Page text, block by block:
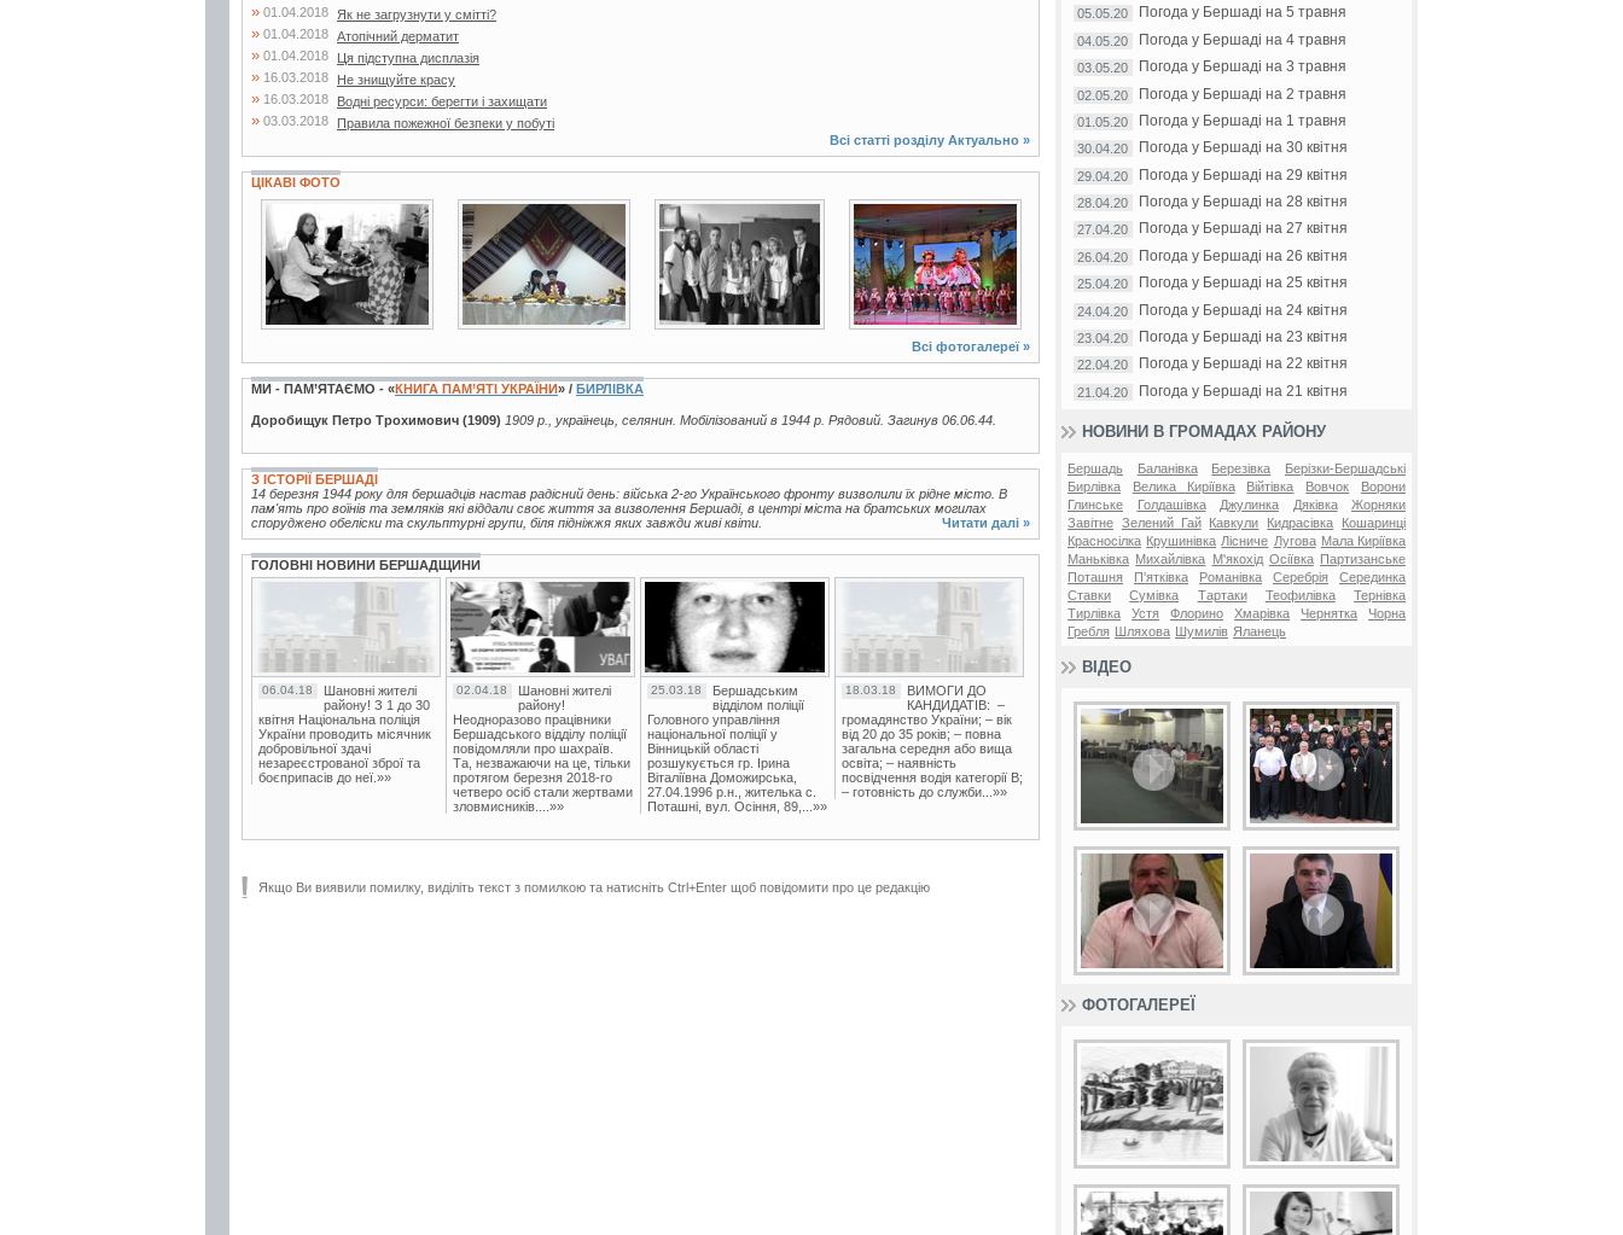
» 01.04.2018 Як не загрузнути у смітті?
» 01.04.2018 Атопічний дерматит
» 01.04.2018 Ця підступна дисплазія
» 16.03.2018 Не знищуйте красу
» 16.03.2018 Водні ресурси: берегти і захищати
» 03.03.2018
Правила пожежної безпеки у побуті
Всі статті розділу Актуально »
ЦІКАВІ ФОТО
5 фото 5 фото 2 фото 4 фото
Всі фотогалереї »
МИ - ПАМ’ЯТАЄМО - «КНИГА ПАМ’ЯТІ УКРАЇНИ» / БИРЛІВКА
Доробищук Петро Трохимович (1909) 1909 р., українець, селянин. Мобілізований в 1944 р. Рядовий. Загинув 06.06.44.
З ІСТОРІЇ БЕРШАДІ
14 березня 1944 року для бершадців настав радісний день: війська 2-го Українського фронту визволили їх рідне місто. В
пам'ять про воїнів та земляків які віддали своє життя за визволення Бершаді, в центрі міста на братських могилах
споруджено обеліски та скульптурні групи, біля підніжжя яких завжди живі квіти.
Читати далі »
ГОЛОВНІ НОВИНИ БЕРШАДЩИНИ
06.04.18
Шановні жителі
району! З 1 до 30
квітня Національна поліція
України проводить місячник
добровільної здачі
незареєстрованої зброї та
боєприпасів до неї.»»
02.04.18
Шановні жителі
району!
Неодноразово працівники
Бершадського відділу поліції
повідомляли про шахраїв.
Та, незважаючи на це, тільки
протягом березня 2018-го
четверо осіб стали жертвами
зловмисників....»»
25.03.18
Бершадським
відділом поліції
Головного управління
національної поліції у
Вінницькій області
розшукується гр. Ірина
Віталіївна Доможирська,
27.04.1996 р.н., жителька с.
Поташні, вул. Осіння, 89,...»»
18.03.18
ВИМОГИ ДО
КАНДИДАТІВ: –
громадянство України; – вік
від 20 до 35 років; – повна
загальна середня або вища
освіта; – наявність
посвідчення водія категорії В;
– готовність до служби...»»
Якщо Ви виявили помилку, виділіть текст з помилкою та натисніть Ctrl+Enter щоб повідомити про це редакцію
05.05.20 Погода у Бершаді на 5 травня
04.05.20 Погода у Бершаді на 4 травня
03.05.20 Погода у Бершаді на 3 травня
02.05.20 Погода у Бершаді на 2 травня
01.05.20 Погода у Бершаді на 1 травня
30.04.20 Погода у Бершаді на 30 квітня
29.04.20 Погода у Бершаді на 29 квітня
28.04.20 Погода у Бершаді на 28 квітня
27.04.20 Погода у Бершаді на 27 квітня
26.04.20 Погода у Бершаді на 26 квітня
25.04.20 Погода у Бершаді на 25 квітня
24.04.20 Погода у Бершаді на 24 квітня
23.04.20 Погода у Бершаді на 23 квітня
22.04.20 Погода у Бершаді на 22 квітня
21.04.20 Погода у Бершаді на 21 квітня
НОВИНИ В ГРОМАДАХ РАЙОНУ
Бершадь Баланівка Березівка
Берізки-Бершадські
Бирлівка
Велика Киріївка Війтівка Вовчок
Ворони
Глинське
Голдашівка Джулинка Дяківка
Жорняки
Завітне Зелений Гай Кавкули Кидрасівка
Кошаринці
Красносілка Крушинівка Лісниче Лугова Мала Киріївка
Маньківка Михайлівка М'якохід Осіївка
Партизанське
Поташня
П'ятківка Романівка Серебрія
Серединка
Ставки
Сумівка Тартаки Теофилівка
Тернівка
Тирлівка
Устя Флорино Хмарівка Чернятка
Чорна
Гребля
Шляхова Шумилів Яланець
ВІДЕО
ФОТОГАЛЕРЕЇ